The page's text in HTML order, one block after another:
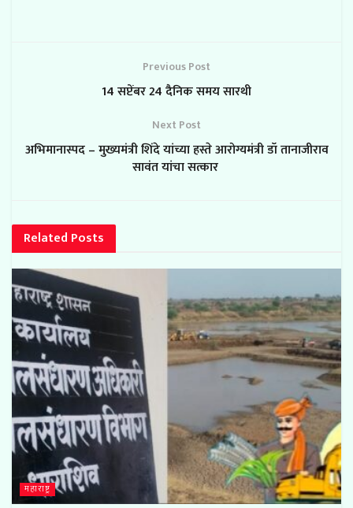
Previous Post
14 सप्टेंबर 24 दैनिक समय सारथी
Next Post
अभिमानास्पद – मुख्यमंत्री शिंदे यांच्या हस्ते आरोग्यमंत्री डॉ तानाजीराव
सावंत यांचा सत्कार
Related Posts
महाराष्ट्र